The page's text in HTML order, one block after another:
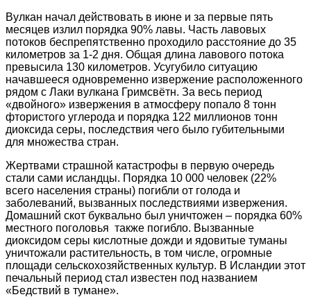
Вулкан начал действовать в июне и за первые пять
месяцев излил порядка 90% лавы. Часть лавовых
потоков беспрепятственно проходило расстояние до 35
километров за 1-2 дня. Общая длина лавового потока
превысила 130 километров. Усугубило ситуацию
начавшееся одновременно извержение расположенного
рядом с Лаки вулкана Гримсвётн. За весь период
«двойного» извержения в атмосферу попало 8 тонн
фтористого углерода и порядка 122 миллионов тонн
диоксида серы, последствия чего было губительными
для множества стран.
Жертвами страшной катастрофы в первую очередь
стали сами исландцы. Порядка 10 000 человек (22%
всего населения страны) погибли от голода и
заболеваний, вызванных последствиями извержения.
Домашний скот буквально был уничтожен – порядка 60%
местного поголовья также погибло. Вызванные
диоксидом серы кислотные дожди и ядовитые туманы
уничтожали растительность, в том числе, огромные
площади сельскохозяйственных культур. В Исландии этот
печальный период стал известен под названием
«Бедствий в тумане».